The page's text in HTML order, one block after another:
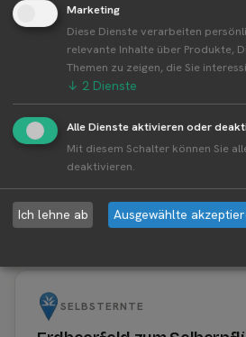
Derzeit keine Werbung verfügbar.
Cookie-Einstellungen überprüfen
📍 Alle Standorte von
SELBSTERNTE
Marketing
Diese Dienste verarbeiten
relevante Inhalte über Produkte,
Themen zu zeigen, die Sie
↓ 2 Dienste
Alle Dienste aktivieren oder
Mit diesem Schalter können Sie
deaktivieren.
Ich lehne ab Ausgewählte